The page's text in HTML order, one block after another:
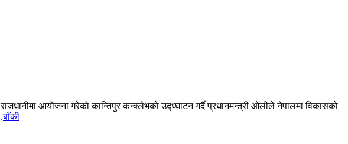
आयोजना गरेको कान्तिपुर कन्क्लेभको उद्ध्घाटन गर्दै प्रधानमन्त्री ओलीले नेपालमा विकासको
बाँकी